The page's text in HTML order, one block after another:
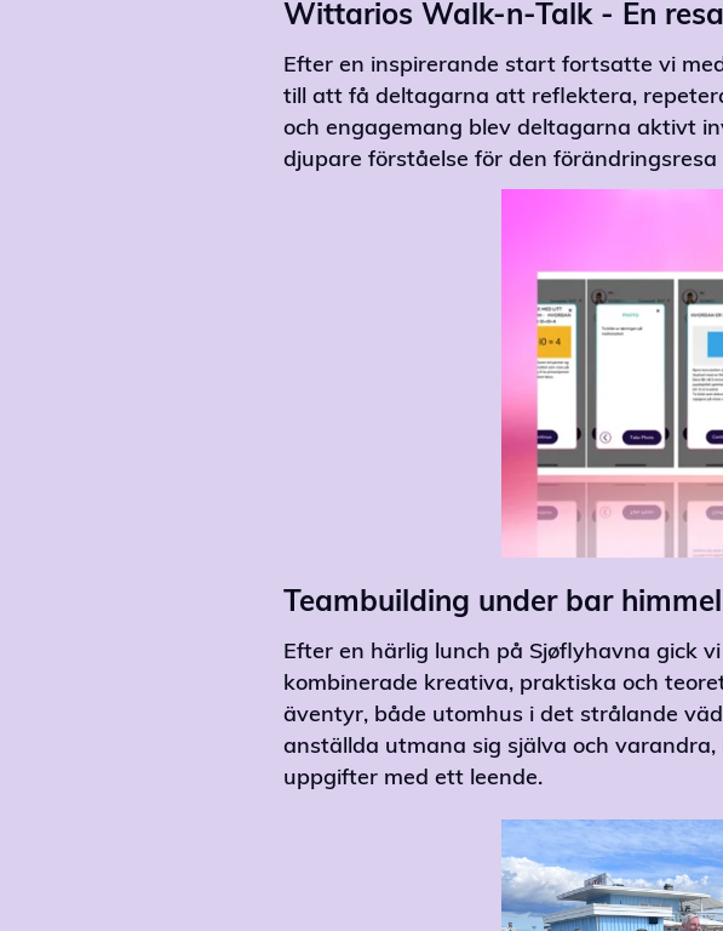
Wittarios Walk-n-Talk - En
Efter en inspirerande start fortsatte vi
till att få deltagarna att reflektera,
och engagemang blev deltagarna aktivt
djupare förståelse för den förändringsresa
Teambuilding under bar himmel
Efter en härlig lunch på Sjøflyhavna gick
kombinerade kreativa, praktiska och
äventyr, både utomhus i det strålande
anställda utmana sig själva och
uppgifter med ett leende.